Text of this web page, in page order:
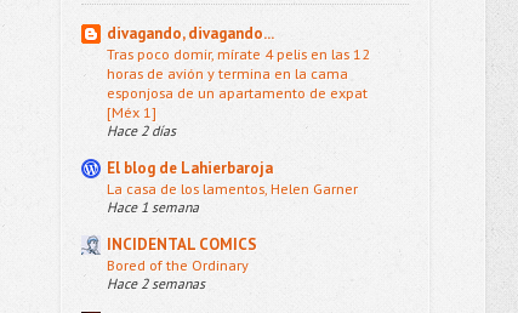
divagando, divagando...
Tras poco domir, mírate 4 pelis en las 12
horas de avión y termina en la cama
esponjosa de un apartamento de expat
[Méx 1]
Hace 2 días
El blog de Lahierbaroja
La casa de los lamentos, Helen Garner
Hace 1 semana
INCIDENTAL COMICS
Bored of the Ordinary
Hace 2 semanas